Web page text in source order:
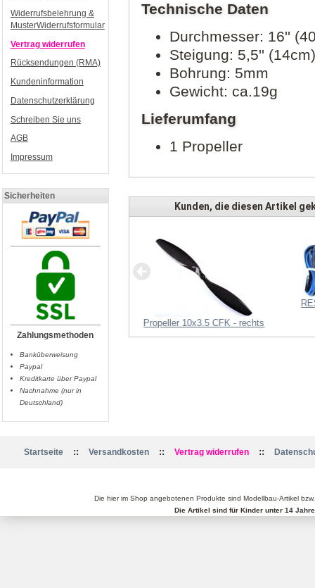
Widerrufsbelehrung &
MusterWiderrufsformular
Vertrag widerrufen
Rücksendungen (RMA)
Kundeninformation
Datenschutzerklärung
Schreiben Sie uns
AGB
Impressum
Sicherheiten
Zahlungsmethoden
Banküberweisung
Paypal
Kreditkarte über Paypal
Nachnahme (nur in
Deutschland)
Technische Daten
Durchmesser: 16''
Steigung: 5,5'' (14cm)
Bohrung: 5mm
Gewicht: ca.19g
Lieferumfang
1 Propeller
Kunden, die diesen Artikel
Kameraschraube Alu
Propeller 10x3.5 CFK - rechts
Startseite :: Versandkosten :: Vertrag widerrufen ::
Die hier im Shop angebotenen Produkte sind Modellbau-Artikel
Die Artikel sind für Kinder unter 14